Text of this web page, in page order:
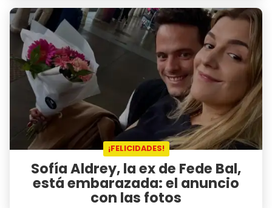
¡FELICIDADES!
Sofía Aldrey, la ex de Fede Bal,
está embarazada: el anuncio
con las fotos